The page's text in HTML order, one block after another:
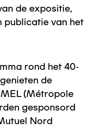
de expositie,
publicatie van het
rond het 40-
de
(Métropole
gesponsord
Nord